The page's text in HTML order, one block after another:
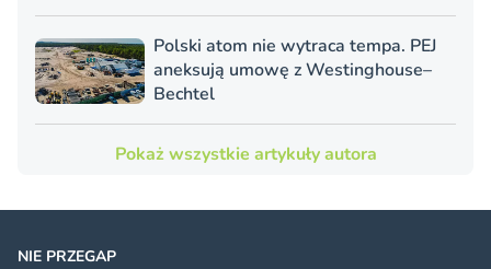
Polski atom nie wytraca tempa. PEJ
aneksują umowę z Westinghouse–
Bechtel
Pokaż wszystkie artykuły autora
NIE PRZEGAP